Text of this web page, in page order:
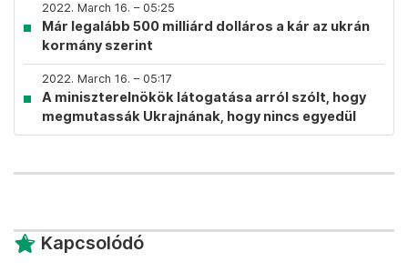
2022. March 16. – 05:25
Már legalább 500 milliárd dolláros a kár az ukrán
kormány szerint
2022. March 16. – 05:17
A miniszterelnökök látogatása arról szólt, hogy
megmutassák Ukrajnának, hogy nincs egyedül
Kapcsolódó